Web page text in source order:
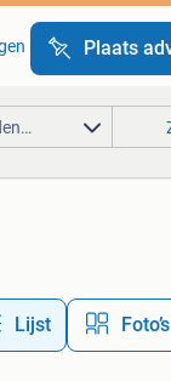
Plaats
Lijst Foto’s